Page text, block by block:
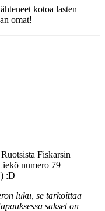
kotoa lasten
omat!
Fiskarsin
numero 79
:D
luku, se tarkoittaa
sakset on